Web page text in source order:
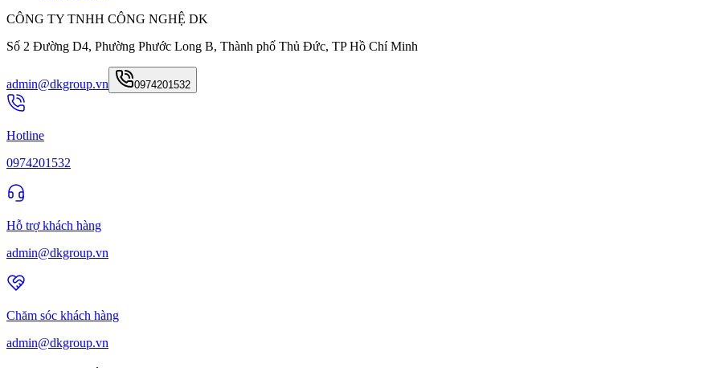
CÔNG TY TNHH CÔNG NGHỆ DK
Số 2 Đường D4, Phường Phước Long B, Thành phố Thủ Đức, TP Hồ Chí Minh
admin@dkgroup.vn 0974201532
Hotline
0974201532
Hỗ trợ khách hàng
admin@dkgroup.vn
Chăm sóc khách hàng
admin@dkgroup.vn